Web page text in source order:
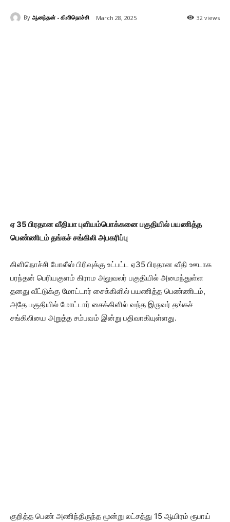
32 views
By ஆனந்தன் - கிளிநொச்சி March 28, 2025
ஏ 35 பிரதான வீதியா புளியம்பொக்கனை பகுதியில் பயணித்த
பெண்ணிடம் தங்கச் சங்கிலி அபகரிப்பு
கிளிநொச்சி போலீஸ் பிரிவுக்கு உட்பட்ட ஏ35 பிரதான வீதி ஊடாக
பரந்தன் பெரியகுளம் கிராம அலுவலர் பகுதியில் அமைந்துள்ள
தனது வீட்டுக்கு மோட்டார் சைக்கிளில் பயணித்த பெண்ணிடம்,
அதே பகுதியில் மோட்டார் சைக்கிளில் வந்த இருவர் தங்கச்
சங்கிலியை அறுத்த சம்பவம் இன்று பதிவாகியுள்ளது.
குறித்த பெண் அணிந்திருந்த மூன்று லட்சத்து 15 ஆயிரம் ரூபாய்